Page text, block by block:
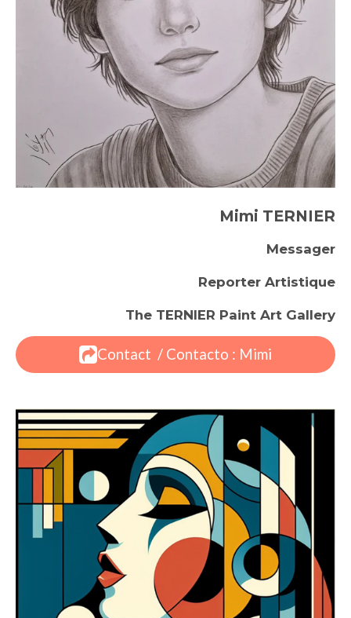
Mimi TERNIER
Messager
Reporter Artistique
The TERNIER Paint Art Gallery
Contact / Contacto : Mimi